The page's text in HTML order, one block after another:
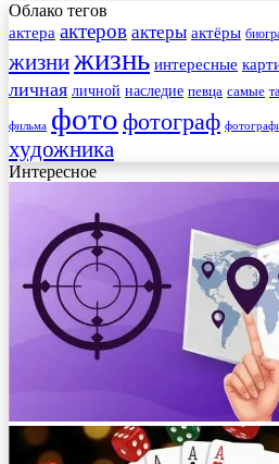
Облако тегов
актера актеров актеры актёры
жизнижизнь интересные
личная личной наследие певца самые
фильма фото фотограф
художника
Интересное